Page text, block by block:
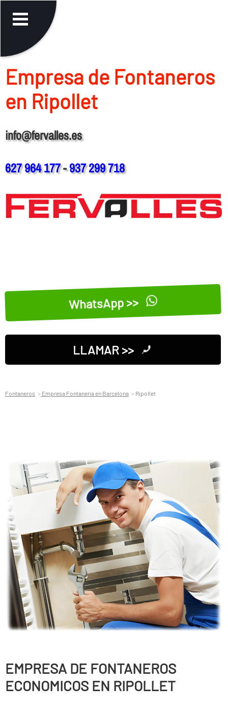
Empresa de Fontaneros
en Ripollet
info@fervalles.es
627 964 177-937 299 718
WhatsApp >>
LLAMAR >>
Fontaneros Empresa Fontaneria en Barcelona Ripollet
EMPRESA DE FONTANEROS
ECONOMICOS EN RIPOLLET